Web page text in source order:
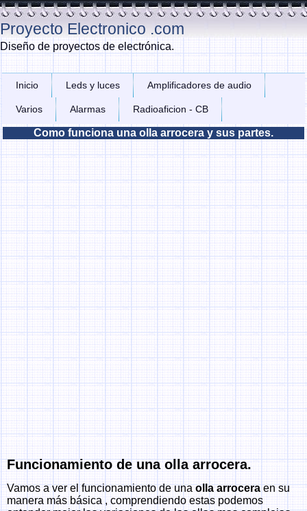
Proyecto Electronico .com
Diseño de proyectos de electrónica.
Inicio Leds y luces Amplificadores de audio
Varios Alarmas Radioaficion - CB
Como funciona una olla arrocera y sus partes.
Funcionamiento de una olla arrocera.
Vamos a ver el funcionamiento de unaolla arroceraen su
manera más básica , comprendiendo estas podemos